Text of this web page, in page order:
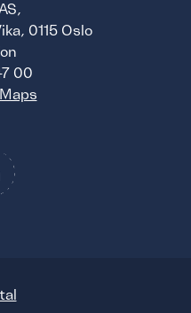
0115 Oslo
00